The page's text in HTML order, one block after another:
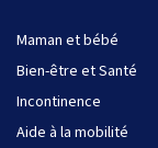
Maman et bébé
Bien-être et Santé
Incontinence
Aide à la mobilité